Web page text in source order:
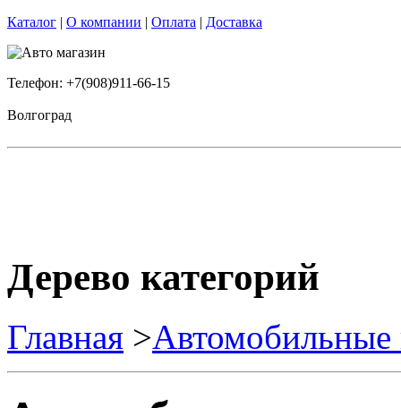
Каталог | О компании | Оплата | Доставка
Телефон: +7(908)911-66-15
Волгоград
Дерево категорий
Главная >Автомобильные